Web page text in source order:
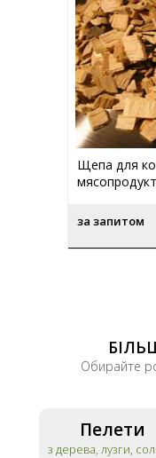
Щепа для
за запитом
Обирайте
Пелети
з дерева, лузги,